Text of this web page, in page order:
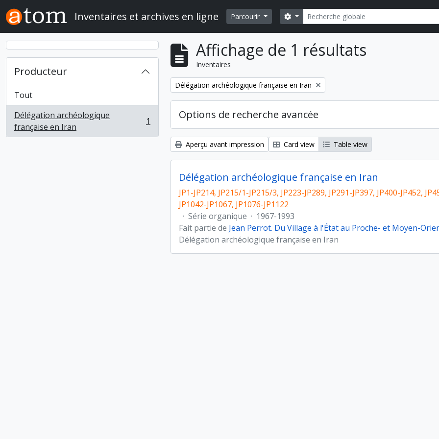
Skip to main content
Inventaires et archives en ligne Parcourir Rechercher
Search options
Producteur
Tout
Délégation archéologique
française en Iran
, 1 résultats 1
Affichage de 1 résultats
Inventaires
Remove filter:
Délégation archéologique française en Iran
Options de recherche avancée
Aperçu avant impression Card view Table view
Délégation archéologique française en Iran
JP1-JP214, JP215/1-JP215/3, JP223-JP289, JP291-JP397, JP400-JP452,
JP1042-JP1067, JP1076-JP1122
· Série organique · 1967-1993
Fait partie de Jean Perrot. Du Village à l'État au Proche- et Moyen-
Délégation archéologique française en Iran